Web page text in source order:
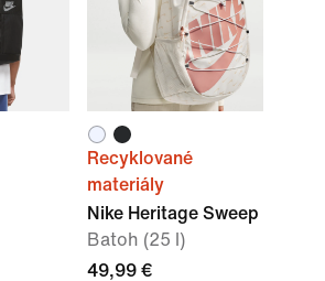
Recyklované
materiály
Nike Heritage Sweep
Batoh (25 l)
49,99 €